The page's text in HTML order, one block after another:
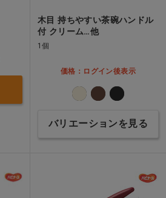
木目 持ちやすい茶碗ハンドル
付 クリーム…他
1個
価格：ログイン後表示
バリエーションを見る